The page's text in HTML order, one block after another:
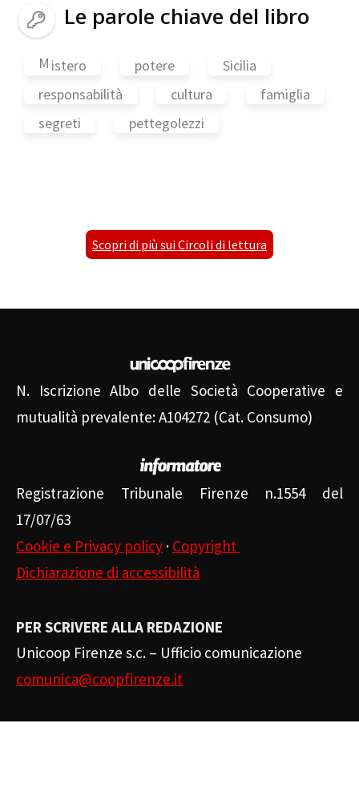
Le parole chiave del libro
M istero potere
Sicilia
responsabilità
cultura
famiglia
segreti
pettegolezzi
Scopri di più sui Circoli di lettura
N. Iscrizione Albo delle Società Cooperative e
mutualità prevalente: A104272 (Cat. Consumo)
Registrazione Tribunale Firenze n.1554 del
17/07/63
Cookie e Privacy policy · Copyright
Dichiarazione di accessibilità
PER SCRIVERE ALLA REDAZIONE
Unicoop Firenze s.c. – Ufficio comunicazione
comunica@coopfirenze.it